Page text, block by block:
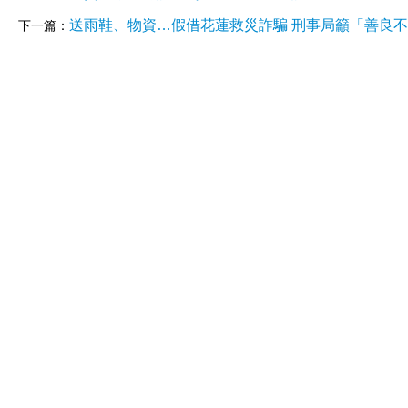
下一篇： 送雨鞋、物資…假借花蓮救災詐騙 刑事局籲「善良不